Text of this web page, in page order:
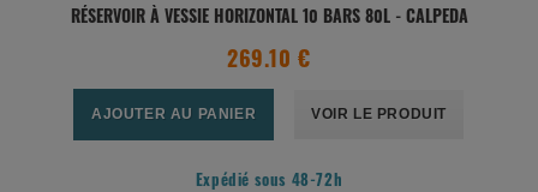
RÉSERVOIR À VESSIE HORIZONTAL 10 BARS 80L - CALPEDA
269.10 €
AJOUTER AU PANIER VOIR LE PRODUIT
Expédié sous 48-72h